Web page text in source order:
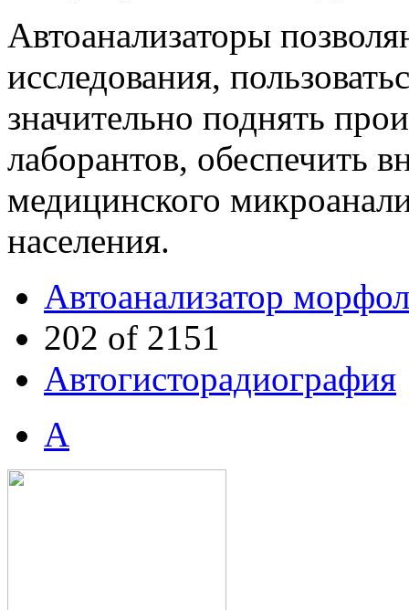
Автоанализаторы
исследования,
значительно поднять
лаборантов, обеспечить
медицинского
населения.
Автоанализатор
202 of 2151
Автогисторадиография
А